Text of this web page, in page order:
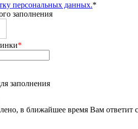
персональных данных.*
заполнения
*
заполнения
в ближайшее время Вам ответит